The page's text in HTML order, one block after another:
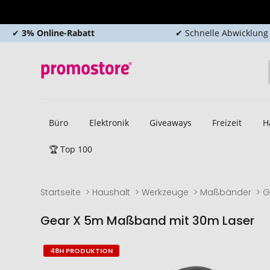
✔ 3% Online-Rabatt ✔ Schnelle Abwicklung
Büro Elektronik Giveaways Freizeit
🏆 Top 100
Startseite Haushalt Werkzeuge Maßbänder
Gear X 5m Maßband mit 30m Laser
Zum
Ende
Zum
Anfang
48H PRODUKTION